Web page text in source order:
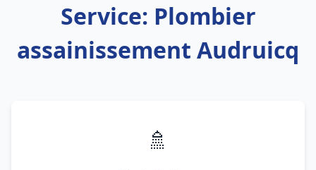
Service: Plombier
assainissement Audruicq
🚿